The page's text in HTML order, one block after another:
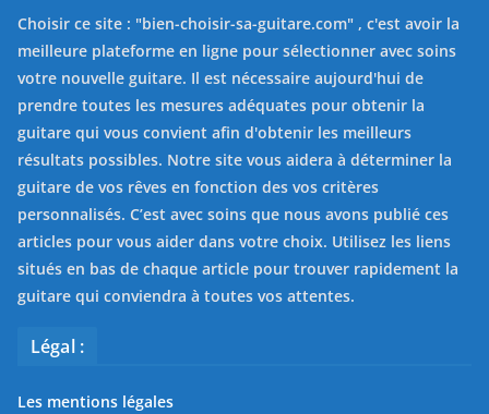
Choisir ce site : "bien-choisir-sa-guitare.com" , c'est avoir la
meilleure plateforme en ligne pour sélectionner avec soins
votre nouvelle guitare. Il est nécessaire aujourd'hui de
prendre toutes les mesures adéquates pour obtenir la
guitare qui vous convient afin d'obtenir les meilleurs
résultats possibles. Notre site vous aidera à déterminer la
guitare de vos rêves en fonction des vos critères
personnalisés. C’est avec soins que nous avons publié ces
articles pour vous aider dans votre choix. Utilisez les liens
situés en bas de chaque article pour trouver rapidement la
guitare qui conviendra à toutes vos attentes.
Légal :
Les mentions légales